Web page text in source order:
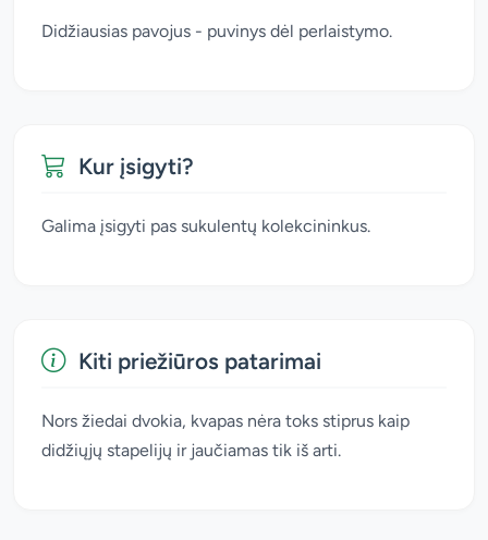
Didžiausias pavojus - puvinys dėl perlaistymo.
Kur įsigyti?
Galima įsigyti pas sukulentų kolekcininkus.
Kiti priežiūros patarimai
Nors žiedai dvokia, kvapas nėra toks stiprus kaip
didžiųjų stapelijų ir jaučiamas tik iš arti.